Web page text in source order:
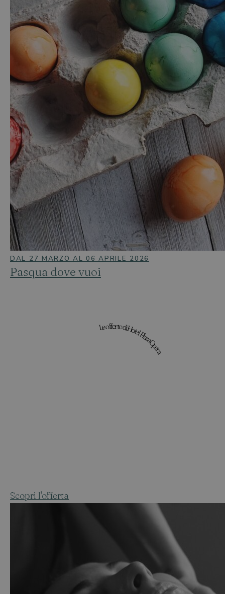
DAL 27 MARZO AL 06 APRILE 2026
Pasqua dove vuoi
Le offerte di Hotel Plaza Opéra
Scopri l'offerta